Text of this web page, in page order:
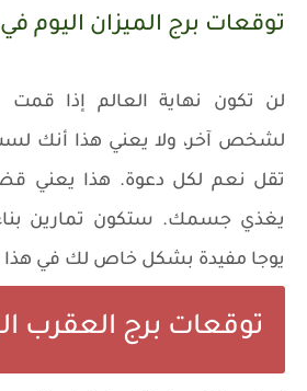
توقعات برج الميزان اليوم
لن تكون نهاية العالم إذا قمت
لشخص آخر، ولا يعني هذا أنك
تقل نعم لكل دعوة. هذا يعني
يغذي جسمك. ستكون تمارين بناء
يوجا مفيدة بشكل خاص لك في هذا
توقعات برج العقرب